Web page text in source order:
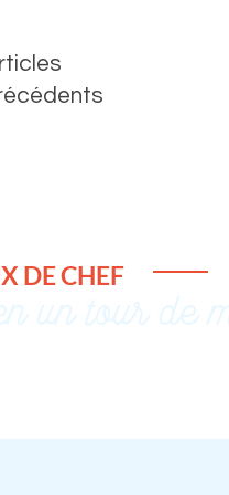
DE CHEF